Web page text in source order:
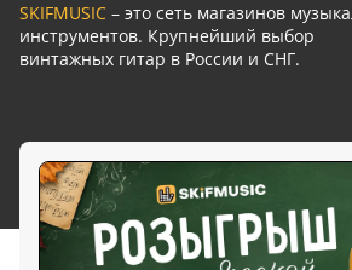
SKIFMUSIC – это сеть магазинов
инструментов. Крупнейший выбор
винтажных гитар в России и СНГ.